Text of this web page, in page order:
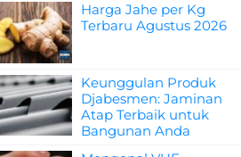
Harga Jahe per Kg
Terbaru Agustus 2026
Keunggulan Produk
Djabesmen: Jaminan
Atap Terbaik untuk
Bangunan Anda